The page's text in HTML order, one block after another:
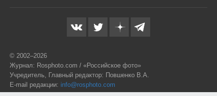
© 2002–2026
Журнал: Rosphoto.com / «Российское фото»
Учредитель, Главный редактор: Повшенко В.А.
E-mail редакции: info@rosphoto.com